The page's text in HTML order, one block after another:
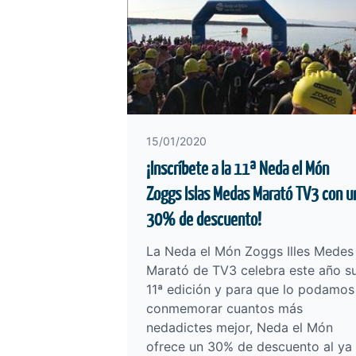
15/01/2020
¡Inscríbete a la 11ª Neda el Món
Zoggs Islas Medas Marató TV3 con
30% de descuento!
La Neda el Món Zoggs Illes Medes
Marató de TV3 celebra este año
11ª edición y para que lo podamos
conmemorar cuantos más
nedadictes mejor, Neda el Món
ofrece un 30% de descuento al ya